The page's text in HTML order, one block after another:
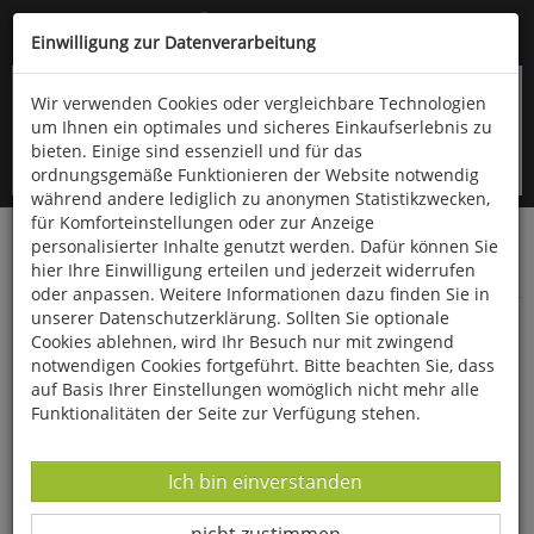
Kompletten Head der Seite überspringen
oder (06766) 9323-960
Startseite Schönes & Dekoratives
Dies & Das
Rund ums Lesen und Schreiben
Briefpapier »Fauna« mit Kuverts
Einwilligung zur Datenverarbeitung
Wir verwenden Cookies oder vergleichbare Technologien
um Ihnen ein optimales und sicheres Einkaufserlebnis zu
bieten. Einige sind essenziell und für das
ordnungsgemäße Funktionieren der Website notwendig
während andere lediglich zu anonymen Statistikzwecken,
für Komforteinstellungen oder zur Anzeige
personalisierter Inhalte genutzt werden. Dafür können Sie
hier Ihre Einwilligung erteilen und jederzeit widerrufen
oder anpassen. Weitere Informationen dazu finden Sie in
unserer Datenschutzerklärung. Sollten Sie optionale
Cookies ablehnen, wird Ihr Besuch nur mit zwingend
notwendigen Cookies fortgeführt. Bitte beachten Sie, dass
auf Basis Ihrer Einstellungen womöglich nicht mehr alle
Funktionalitäten der Seite zur Verfügung stehen.
Datenverarbeitung -
Ich bin einverstanden